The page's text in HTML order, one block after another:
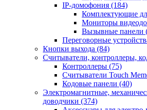
IP-домофония (184)
Комплектующие
Мониторы
Вызывные панели
Переговорные
Кнопки выхода (84)
Считыватели, контроллеры,
Контроллеры (75)
Считыватели Touch
Кодовые панели (40)
Электромагнитные,
доводчики (374)